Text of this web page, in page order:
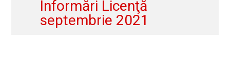
Informări Licenţă
septembrie 2021